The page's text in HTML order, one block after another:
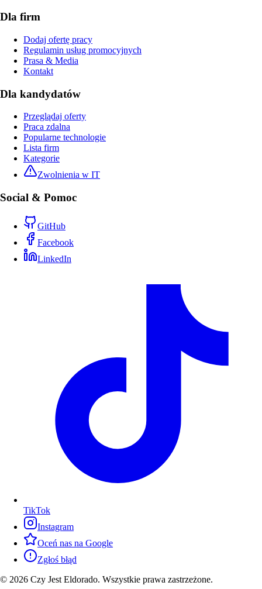
Dla firm
Dodaj ofertę pracy
Regulamin usług promocyjnych
Prasa & Media
Kontakt
Dla kandydatów
Przeglądaj oferty
Praca zdalna
Popularne technologie
Lista firm
Kategorie
Zwolnienia w IT
Social & Pomoc
GitHub
Facebook
LinkedIn
TikTok
Instagram
Oceń nas na Google
Zgłoś błąd
© 2026 Czy Jest Eldorado. Wszystkie prawa zastrzeżone.